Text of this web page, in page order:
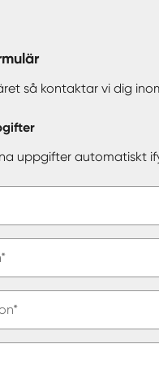
så kontaktar vi dig
uppgifter automatiskt